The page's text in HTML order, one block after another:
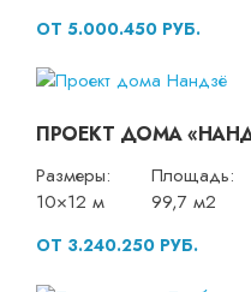
ОТ 5.000.450 РУБ.
ПРОЕКТ ДОМА
Размеры:
10×12 м
Площадь:
99,7 м2
ОТ 3.240.250 РУБ.